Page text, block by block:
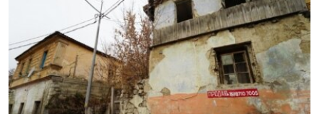
СПЕЦПРОЕКТИ
ДЕПОРТАЦІЯ
ВІДЕОУРОКИ «ELIFBE»
ЯК ОБІЙТИ БЛОКУВАННЯ
Русский